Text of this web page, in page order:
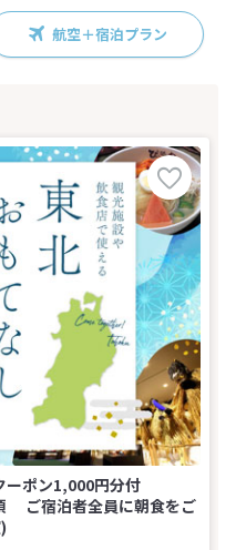
航空＋宿泊プラン
ーポン1,000円分付
宿泊者全員に朝食をご